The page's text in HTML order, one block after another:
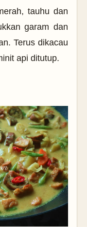
tauhu dan
garam dan
Terus dikacau
api ditutup.